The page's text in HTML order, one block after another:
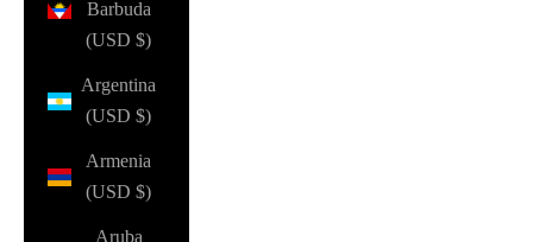
Barbuda
(USD $)
Argentina
(USD $)
Armenia
(USD $)
Aruba